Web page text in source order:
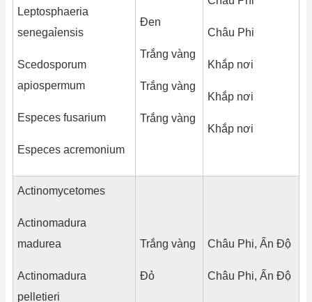
Leptosphaeria
senegaỉensis
Scedosporum
apiospermum
Especes fusarium
Especes acremonium
Đen
Trắng vàng
Trắng vàng
Trắng vàng
Châu Phi
Khắp nơi
Khắp nơi
Khắp nơi
Actinomycetomes
Actinomadura
madurea
Actinomadura
pelletieri
Trắng vàng
Đỏ
Châu Phi, Ấn Độ
Châu Phi, Ấn Độ